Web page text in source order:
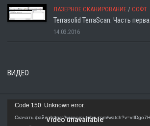
ЛАЗЕРНОЕ СКАНИРОВАНИЕ / СОФТ
Terrasolid TerraScan. Часть
14.03.2016
ВИДЕО
Видеоплеер
Code 150: Unknown error.
Скачать файл: https://www.youtube.com/